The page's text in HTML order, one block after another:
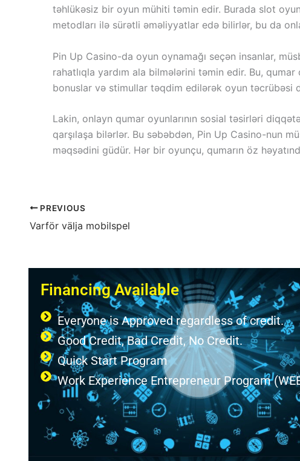
təhlükəsiz bir oyun mühiti təmin edir. Burada slot
metodları ilə sürətli əməliyyatlar edə bilirlər, bu da
Pin Up Casino-da oyun oynamağı seçən insanlar,
rahatlıqla yardım ala bilmələrini təmin edir. Bu,
bonuslar və stimullar təqdim edilərək oyun təcrübəsi
Lakin, onlayn qumar oyunlarının sosial təsirləri
qarşılaşa bilərlər. Bu səbəbdən, Pin Up Casino-nun
məqsədini güdür. Hər bir oyunçu, qumarın öz
PREVIOUS
Varför välja mobilspel
Financing Available
Everyone is Approved regardless of credit.
Good Credit, Bad Credit, No Credit.
Quick Start Program
Work Experience Entrepreneur Program